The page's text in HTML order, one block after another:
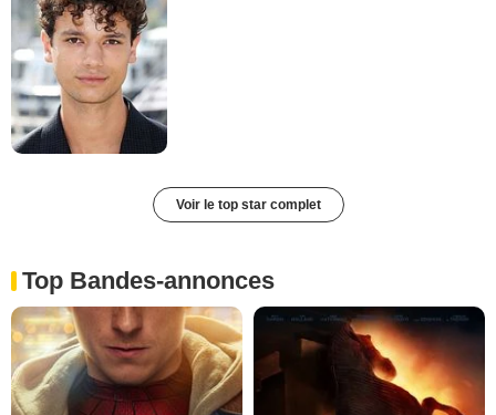
Voir le top star complet
Top Bandes-annonces